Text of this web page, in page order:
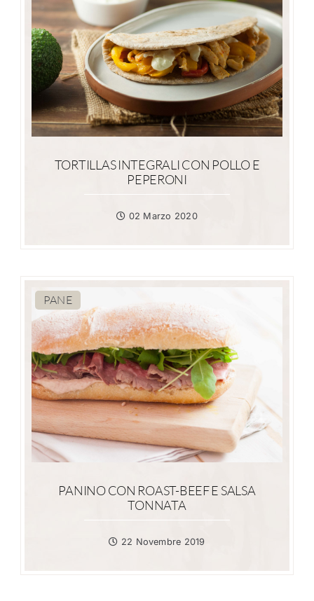
TORTILLAS INTEGRALI CON POLLO E
PEPERONI
02 Marzo 2020
PANE
PANINO CON ROAST-BEEF E SALSA
TONNATA
22 Novembre 2019